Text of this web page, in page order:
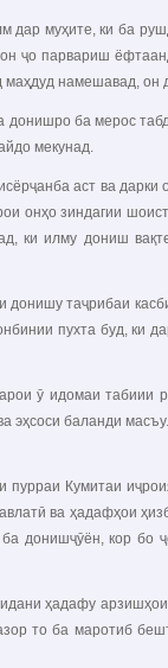
дар муҳите, ки ба
ҷо парвариш
маҳдуд намешавад,
ба мерос
мекунад.
аст ва дарки
онҳо зиндагии
ки илму дониш
таҷрибаи
пухта буд, ки
ӯ идомаи табиии
эҳсоси баланди
пурраи Кумитаи
ва ҳадафҳои
донишҷӯён, кор бо
ҳадафу
то ба маротиб